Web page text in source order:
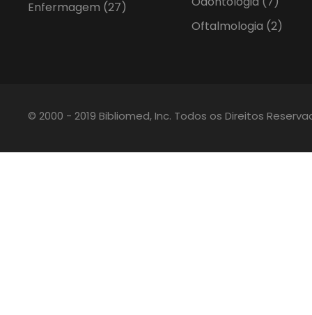
Enfermagem (27)
Oftalmologia (2)
© 2000 - 2019 Bibliomed, Inc. Todos os Direitos